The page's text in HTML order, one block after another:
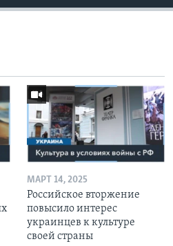
МАРТ 14, 2025
Российское вторжение
повысило интерес
украинцев к культуре
своей страны